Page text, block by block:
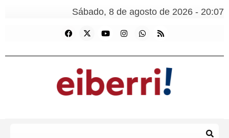
Sábado, 8 de agosto de 2026 - 20:07